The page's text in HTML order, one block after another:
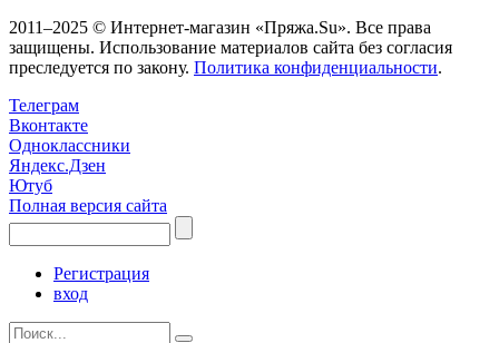
2011–2025 © Интернет-магазин «Пряжа.Su». Все права
защищены. Использование материалов сайта без согласия
преследуется по закону. Политика конфиденциальности.
Телеграм
Вконтакте
Одноклассники
Яндекс.Дзен
Ютуб
Полная версия сайта
Регистрация
вход